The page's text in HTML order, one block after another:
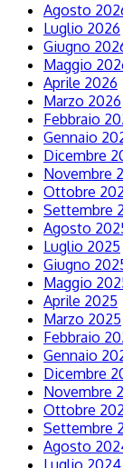
Agosto
Luglio 2026
Giugno
Maggio
Aprile 2026
Marzo 2026
Febbraio
Gennaio
Dicembre
Novembre
Ottobre
Settembre
Agosto
Luglio 2025
Giugno
Maggio
Aprile 2025
Marzo 2025
Febbraio
Gennaio
Dicembre
Novembre
Ottobre
Settembre
Agosto